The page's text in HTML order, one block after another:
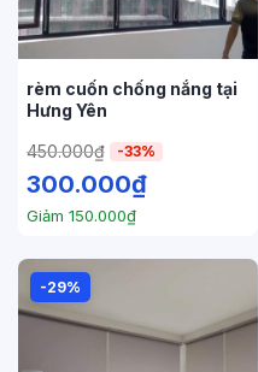
rèm cuốn chống nắng tại
Hưng Yên
450.000₫ -33%
300.000₫
Giảm 150.000₫
-29%